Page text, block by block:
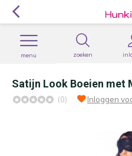
zoeken
menu
Satijn Look Boeien met
(0) Inloggen